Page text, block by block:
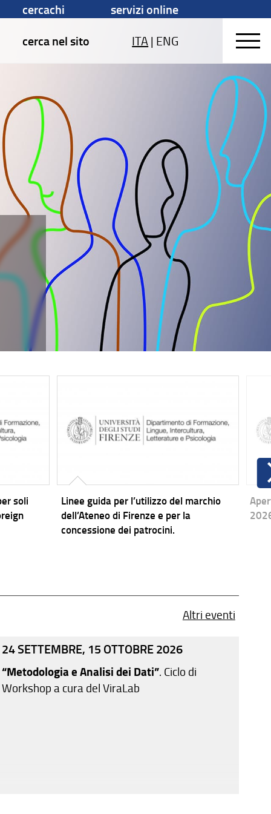
cercachi
servizi online
cerca nel sito
ITA| ENG
soli
Linee guida per l’utilizzo del marchio
dell’Ateneo di Firenze e per la
concessione dei patrocini.
Altri eventi
24 SETTEMBRE, 15 OTTOBRE 2026
“Metodologia e Analisi dei Dati”. Ciclo di
Workshop a cura del ViraLab